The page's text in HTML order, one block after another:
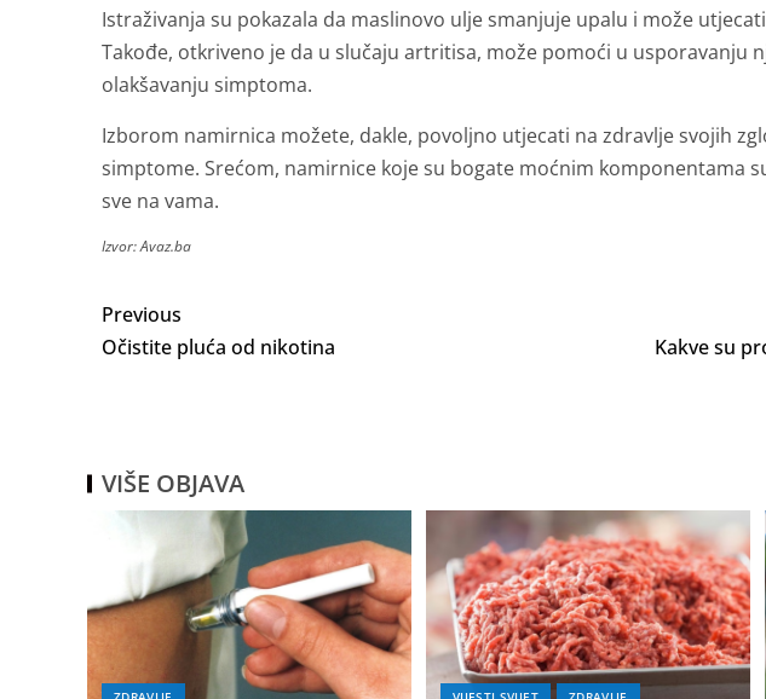
Istraživanja su pokazala da maslinovo ulje smanjuje upalu i može
Takođe, otkriveno je da u slučaju artritisa, može pomoći u usporavanju
olakšavanju simptoma.
Izborom namirnica možete, dakle, povoljno utjecati na zdravlje svojih
simptome. Srećom, namirnice koje su bogate moćnim komponentama
sve na vama.
Izvor: Avaz.ba
Previous
Očistite pluća od nikotina
Kakve su
VIŠE OBJAVA